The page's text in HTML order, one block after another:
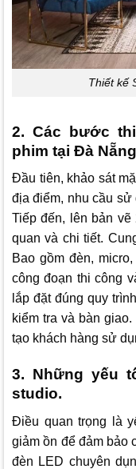
Thiết kế
2. Các bước
phim tại Đà
Đầu tiên, khảo sát
địa điểm, nhu cầu sử
Tiếp đến, lên bản
quan và chi tiết.
Bao gồm đèn,
công đoạn thi công
lắp đặt đúng quy
kiểm tra và bàn
tạo khách hàng sử
3. Những yếu
studio.
Điều quan trọng là
giảm ồn để đảm bảo
đèn LED chuyên